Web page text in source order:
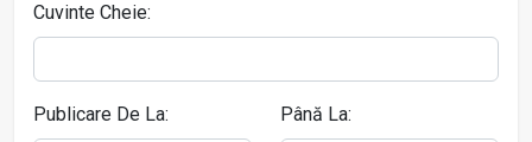
Cuvinte Cheie:
Publicare De La: Până La: